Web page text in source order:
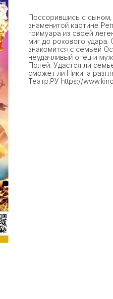
Поссорившись с сыном,
знаменитой картине
гримуара из своей
миг до рокового
знакомится с семьей
неудачливый отец и
Полей. Удастся ли
сможет ли Никита
Театр.РУ https://